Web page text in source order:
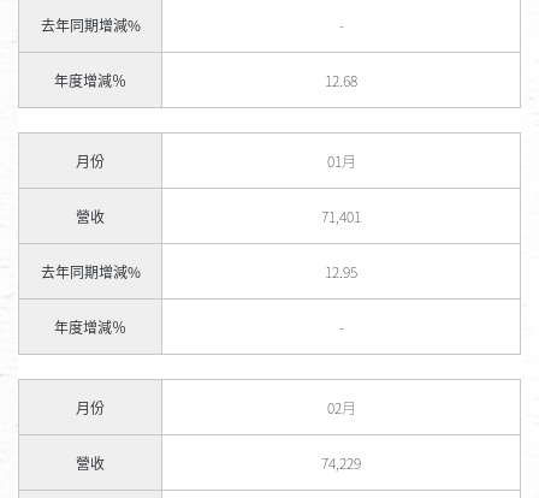
去年同期增減% -
年度增減％ 12.68
月份 01月
營收 71,401
去年同期增減% 12.95
年度增減％ -
月份 02月
營收 74,229